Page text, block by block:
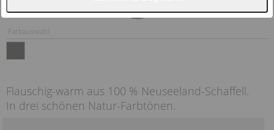
Farbauswahl:
Flauschig-warm aus 100 % Neuseeland-Schaffell.
In drei schönen Natur-Farbtönen.